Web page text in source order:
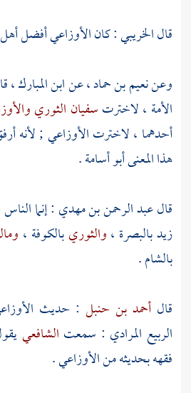
قالالخريبي: كانالأوزاعيأفضل
وعننعيم بن حماد، عنابن المبارك،
الأمة ، لاخترتسفيان الثوري
أحدهما ، لاخترتالأوزاعي; لأنه
هذا المعنىأبو أسامة.
قالعبد الرحمن بن مهدي : إنما
زيدبالبصرة ،والثوريبالكوفة ،
بالشام.
قالأحمد بن حنبل : حديث
الربيع المرادي : سمعت الشافعي
فقهه بحديثه منالأوزاعي.